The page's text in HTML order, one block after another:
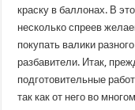
краску в баллонах. В
несколько спреев
покупать валики
разбавители. Итак,
подготовительные
так как от него во